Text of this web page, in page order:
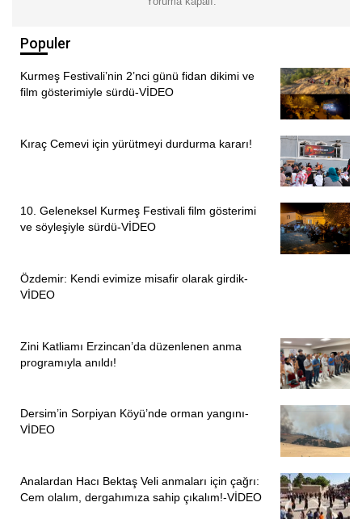
hiçbir bağlantısının bulunmadığı hukuki kesinlik
uygulanması, Türkiye’nin uluslararası hukuka bağlılığının
bir gereğidir.
Türkiye’nin barış ve demokratik toplumun inşasını
olmak üzere demokratik siyaset hakkının yargı eliyle
engellenmesi artık tarihe karışmalıdır. Bu iklime geçiş için
Selahattin Demirtaş olmak üzere dava kapsamında tutuklu
yargılanan tüm arkadaşlarımızın bir an önce özgürlüklerine
Türkiye artık siyasi kumpaslarla değil, adaletin ve
PİRHA/ANKARA
Populer
Kurmeş Festivali’nin 2’nci günü fidan dikimi ve
film gösterimiyle sürdü-VİDEO
Kıraç Cemevi için yürütmeyi durdurma kararı!
10. Geleneksel Kurmeş Festivali film gösterimi
ve söyleşiyle sürdü-VİDEO
Özdemir: Kendi evimize misafir olarak girdik-
VİDEO
Zini Katliamı Erzincan’da düzenlenen anma
programıyla anıldı!
Dersim’in Sorpiyan Köyü’nde orman yangını-
VİDEO
Analardan Hacı Bektaş Veli anmaları için çağrı:
Cem olalım, dergahımıza sahip çıkalım!-VİDEO